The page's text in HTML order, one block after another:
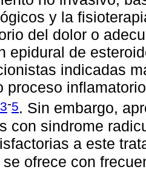
y la
del dolor o
epidural de
indicadas
proceso
3-5. Sin embargo,
con sindrome
a este
ofrece con